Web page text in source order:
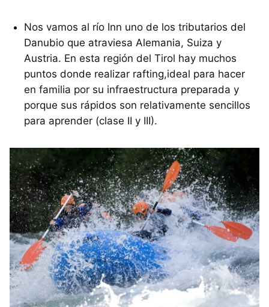
Nos vamos al río Inn uno de los tributarios del
Danubio que atraviesa Alemania, Suiza y
Austria. En esta región del Tirol hay muchos
puntos donde realizar rafting,ideal para hacer
en familia por su infraestructura preparada y
porque sus rápidos son relativamente sencillos
para aprender (clase II y III).